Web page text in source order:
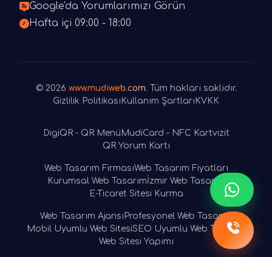
Google'da Yorumlarımızı Görün
Hafta içi 09:00 - 18:00
© 2026 www.mudiweb.com. Tüm hakları saklıdır.
Gizlilik Politikası Kullanım Şartları KVKK
DigiQR - QR Menü MudiCard - NFC Kartvizit
QR Yorum Kartı
Web Tasarım FirmasıWeb Tasarım Fiyatları
Kurumsal Web Tasarım İzmir Web Tasarım
E-Ticaret Sitesi Kurma
Web Tasarım Ajansı Profesyonel Web Tasarım
Mobil Uyumlu Web SitesiSEO Uyumlu Web Tasarım
Web Sitesi Yapımı